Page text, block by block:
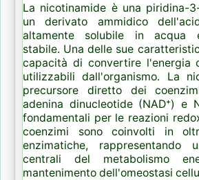
La nicotinamide è una piridina-
un derivato ammidico
altamente solubile in acqua
stabile. Una delle sue
capacità di convertire l'energia
utilizzabili dall'organismo. La
precursore diretto dei
adenina dinucleotide (NAD⁺) e
fondamentali per le reazioni
coenzimi sono coinvolti in
enzimatiche, rappresentando
centrali del metabolismo
mantenimento dell'omeostasi